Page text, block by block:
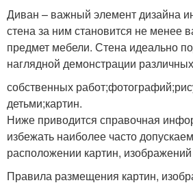
Диван – важный элемент дизайна
стена за ним становится не менее
предмет мебели. Стена идеально
наглядной демонстрации
собственных
детьми;картин.
Ниже приводится справочная
избежать наиболее часто
расположении картин,
Правила размещения картин,